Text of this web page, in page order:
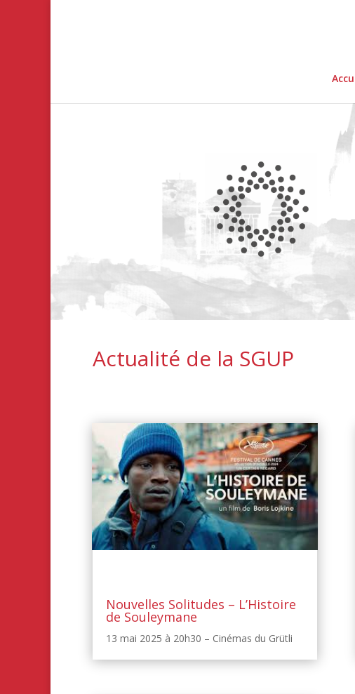
Actualité de la SGUP
Nouvelles Solitudes – L’Histoire
de Souleymane
13 mai 2025 à 20h30 – Cinémas du Grütli